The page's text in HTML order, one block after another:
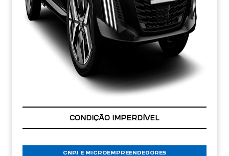
APROVEITE!
CONDIÇÃO IMPERDÍVEL
CNPJ E MICROEMPREENDEDORES